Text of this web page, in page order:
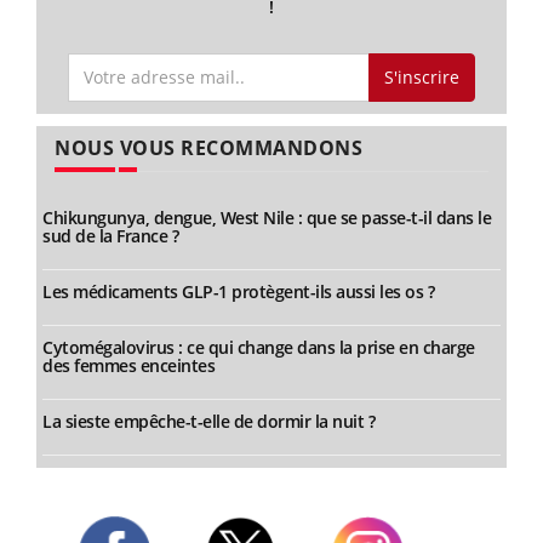
!
S'inscrire
NOUS VOUS RECOMMANDONS
Chikungunya, dengue, West Nile : que se passe-t-il dans le
sud de la France ?
Les médicaments GLP-1 protègent-ils aussi les os ?
Cytomégalovirus : ce qui change dans la prise en charge
des femmes enceintes
La sieste empêche-t-elle de dormir la nuit ?